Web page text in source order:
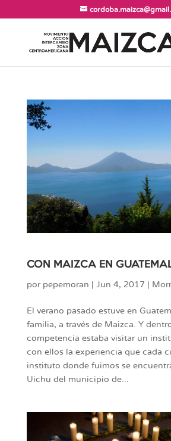
CON MAIZCA EN
por pepemoran Jun 4, 2017
El verano pasado estuve en
familia, a través de Maizca. Y
competencia estaba visitar un
con ellos la experiencia que cada
instituto donde fuimos se
Uichu del municipio de...